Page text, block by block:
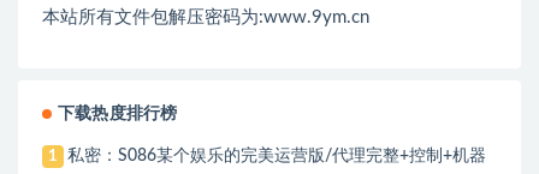
本站所有文件包解压密码为:www.9ym.cn
下载热度排行榜
1
私密：S086某个娱乐的完美运营版/代理完整+控制+机器